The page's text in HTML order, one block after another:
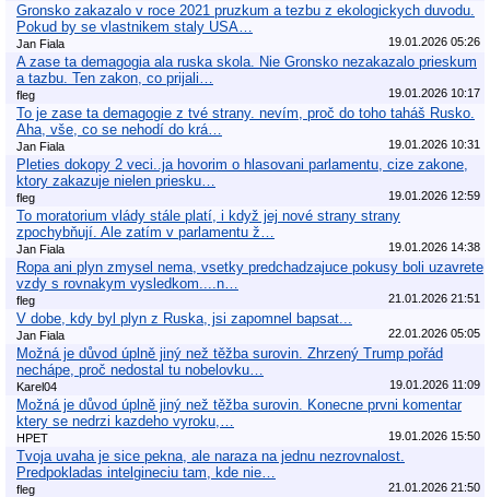
Gronsko zakazalo v roce 2021 pruzkum a tezbu z ekologickych duvodu.
Pokud by se vlastnikem staly USA…
Jan Fiala 19.01.2026 05:26
A zase ta demagogia ala ruska skola. Nie Gronsko nezakazalo prieskum
a tazbu. Ten zakon, co prijali…
fleg 19.01.2026 10:17
To je zase ta demagogie z tvé strany. nevím, proč do toho taháš Rusko.
Aha, vše, co se nehodí do krá…
Jan Fiala 19.01.2026 10:31
Pleties dokopy 2 veci..ja hovorim o hlasovani parlamentu, cize zakone,
ktory zakazuje nielen priesku…
fleg 19.01.2026 12:59
To moratorium vlády stále platí, i když jej nové strany strany
zpochybňují. Ale zatím v parlamentu ž…
Jan Fiala 19.01.2026 14:38
Ropa ani plyn zmysel nema, vsetky predchadzajuce pokusy boli uzavrete
vzdy s rovnakym vysledkom....n…
fleg 21.01.2026 21:51
V dobe, kdy byl plyn z Ruska, jsi zapomnel bapsat...
Jan Fiala 22.01.2026 05:05
Možná je důvod úplně jiný než těžba surovin. Zhrzený Trump pořád
nechápe, proč nedostal tu nobelovku…
Karel04 19.01.2026 11:09
Možná je důvod úplně jiný než těžba surovin. Konecne prvni komentar
ktery se nedrzi kazdeho vyroku,…
HPET 19.01.2026 15:50
Tvoja uvaha je sice pekna, ale naraza na jednu nezrovnalost.
Predpokladas intelgineciu tam, kde nie…
fleg 21.01.2026 21:50